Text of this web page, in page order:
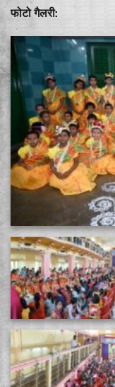
फोटो गैलरी: